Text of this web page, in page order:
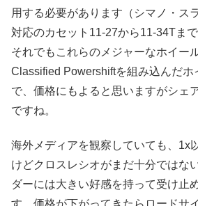
用する必要があります（シマノ・ス
対応のカセット11-27から11-34Tま
それでもこれらのメジャーなホイー
Classified Powershiftを組み込んだホ
で、価格にもよると思いますがシェ
ですね。
海外メディアを観察していても、1x
けどクロスレシオがまだ十分ではな
ダーには大きい好感を持って受け止